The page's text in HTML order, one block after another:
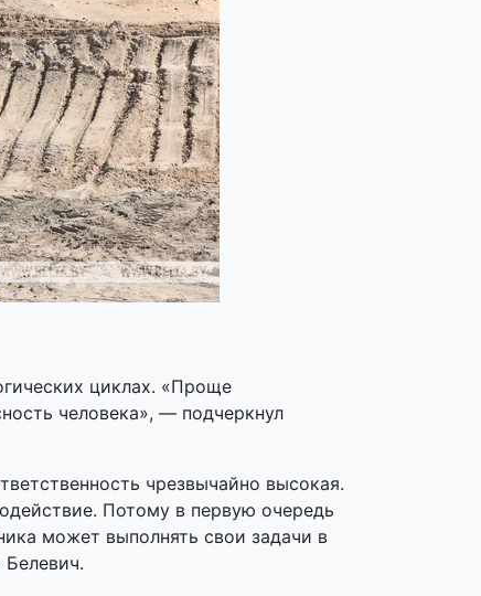
циклах. «Проще
человека», — подчеркнул
чрезвычайно высокая.
Потому в первую очередь
может выполнять свои задачи в